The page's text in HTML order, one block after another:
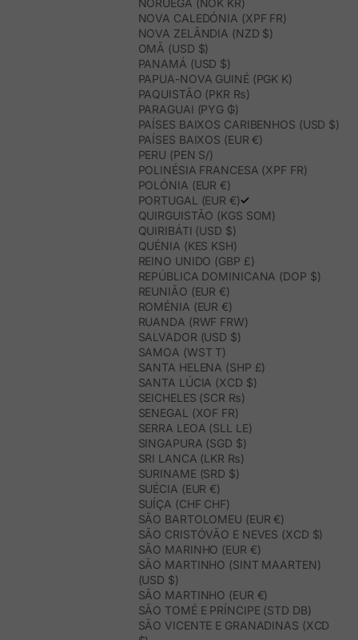
NORUEGA (NOK KR)
NOVA CALEDÓNIA (XPF FR)
NOVA ZELÂNDIA (NZD $)
OMÃ (USD $)
PANAMÁ (USD $)
PAPUA-NOVA GUINÉ (PGK K)
PAQUISTÃO (PKR ₨)
PARAGUAI (PYG ₲)
PAÍSES BAIXOS CARIBENHOS (USD $)
PAÍSES BAIXOS (EUR €)
PERU (PEN S/)
POLINÉSIA FRANCESA (XPF FR)
POLÓNIA (EUR €)
PORTUGAL (EUR €)
QUIRGUISTÃO (KGS SOM)
QUIRIBÁTI (USD $)
QUÉNIA (KES KSH)
REINO UNIDO (GBP £)
REPÚBLICA DOMINICANA (DOP $)
REUNIÃO (EUR €)
ROMÉNIA (EUR €)
RUANDA (RWF FRW)
SALVADOR (USD $)
SAMOA (WST T)
SANTA HELENA (SHP £)
SANTA LÚCIA (XCD $)
SEICHELES (SCR ₨)
SENEGAL (XOF FR)
SERRA LEOA (SLL LE)
SINGAPURA (SGD $)
SRI LANCA (LKR ₨)
SURINAME (SRD $)
SUÉCIA (EUR €)
SUÍÇA (CHF CHF)
SÃO BARTOLOMEU (EUR €)
SÃO CRISTÓVÃO E NEVES (XCD $)
SÃO MARINHO (EUR €)
SÃO MARTINHO (SINT MAARTEN)
(USD $)
SÃO MARTINHO (EUR €)
SÃO TOMÉ E PRÍNCIPE (STD DB)
SÃO VICENTE E GRANADINAS (XCD